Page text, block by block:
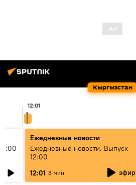
Кыргызстан
12:01
Ежедневные новости
Ежедневные новости. Выпуск
12:00
12:01 3 мин эфир